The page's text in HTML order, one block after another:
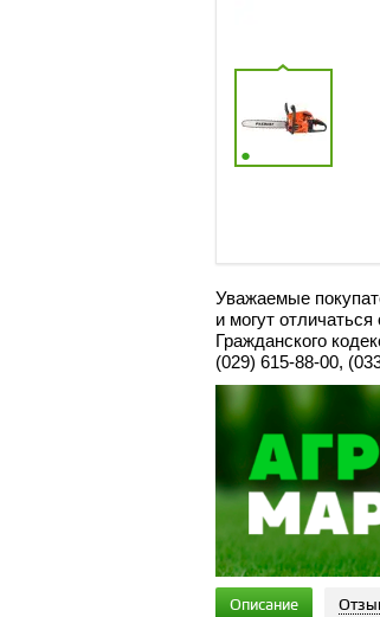
Уважаемые
и могут
Граждaнского
(029) 615-88-00,
Описание